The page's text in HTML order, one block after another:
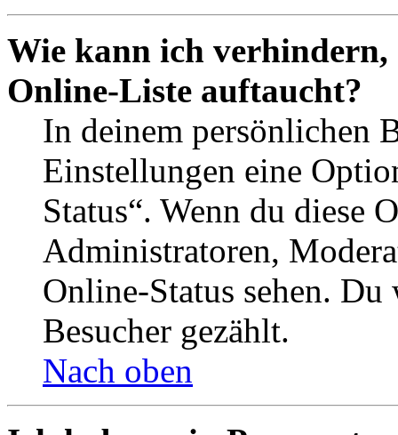
Wie kann ich verhindern,
Online-Liste auftaucht?
In deinem persönlichen
Einstellungen eine
Status“. Wenn du diese
Administratoren,
Online-Status sehen.
Besucher gezählt.
Nach oben